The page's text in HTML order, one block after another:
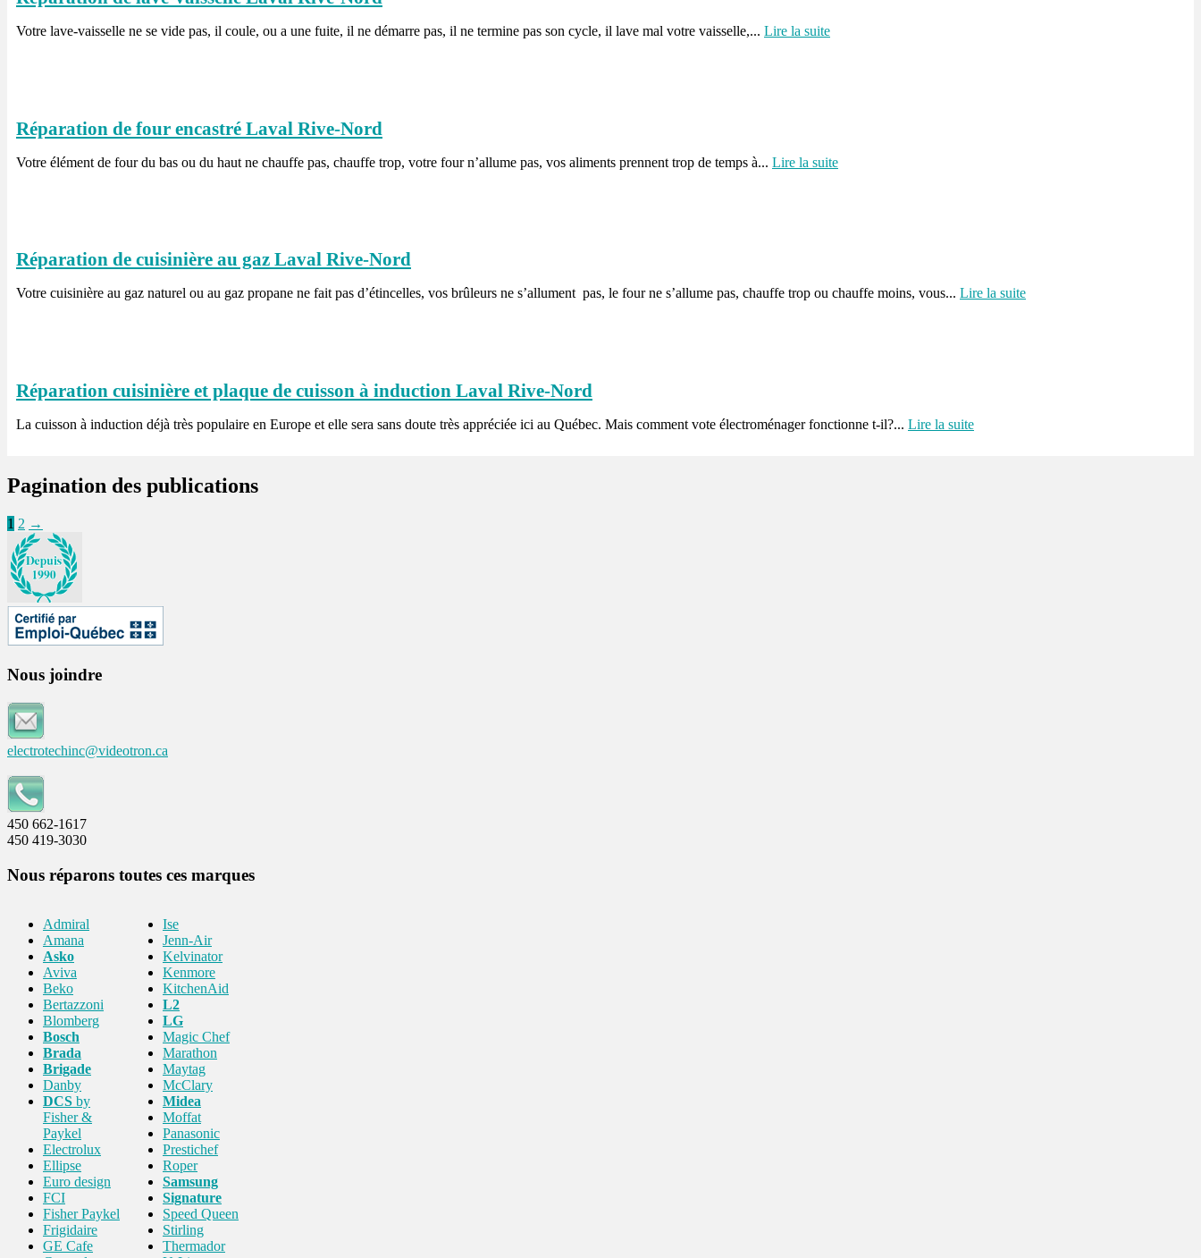
Votre lave-vaisselle ne se vide pas, il coule, ou a une fuite, il ne démarre pas, il ne termine pas son cycle, il lave mal votre vaisselle,... Lire la suite
Réparation de four encastré Laval Rive-Nord
Votre élément de four du bas ou du haut ne chauffe pas, chauffe trop, votre four n’allume pas, vos aliments prennent trop de temps à... Lire la suite
Réparation de cuisinière au gaz Laval Rive-Nord
Votre cuisinière au gaz naturel ou au gaz propane ne fait pas d’étincelles, vos brûleurs ne s’allument pas, le four ne s’allume pas, chauffe trop ou chauffe moins, vous... Lire la suite
Réparation cuisinière et plaque de cuisson à induction Laval Rive-Nord
La cuisson à induction déjà très populaire en Europe et elle sera sans doute très appréciée ici au Québec. Mais comment vote électroménager fonctionne t-il?... Lire la suite
Pagination des publications
1 2 →
Nous joindre
electrotechinc@videotron.ca
450 662-1617
450 419-3030
Nous réparons toutes ces marques
Admiral
Amana
Asko
Aviva
Beko
Bertazzoni
Blomberg
Bosch
Brada
Brigade
Danby
DCS by
Fisher &
Paykel
Electrolux
Ellipse
Euro design
FCI
Fisher Paykel
Frigidaire
GE Cafe
Ise
Jenn-Air
Kelvinator
Kenmore
KitchenAid
L2
LG
Magic Chef
Marathon
Maytag
McClary
Midea
Moffat
Panasonic
Prestichef
Roper
Samsung
Signature
Speed Queen
Stirling
Thermador